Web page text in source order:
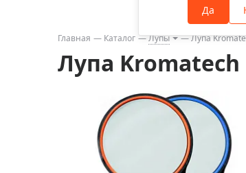
Бинокли
Зрительные трубы
Монокуляры
Приборы ночного видения
Тепловизоры
Да
Главная Каталог Лупы Лупа
Лупа Kromatech